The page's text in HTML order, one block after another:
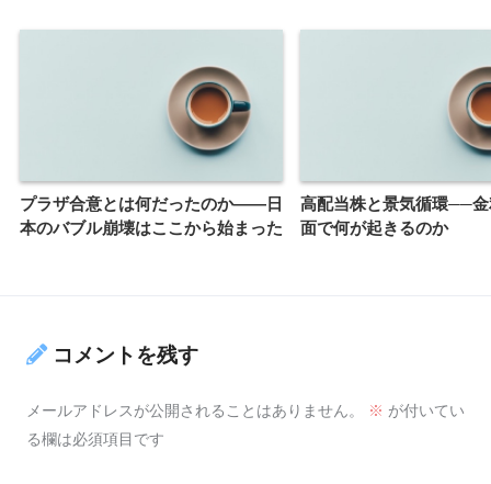
プラザ合意とは何だったのか――日
本のバブル崩壊はここから始まった
高配当株と景気循環──
面で何が起きるのか
コメントを残す
メールアドレスが公開されることはありません。 ※ が付いてい
る欄は必須項目です